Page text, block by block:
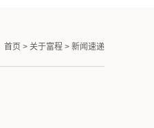
首页 > 关于富程 > 新闻速递